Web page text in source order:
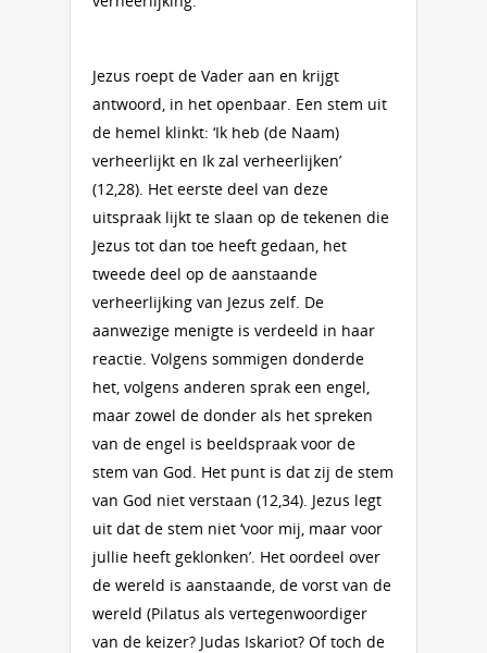
Jezus roept de Vader aan en krijgt
antwoord, in het openbaar. Een stem uit
de hemel klinkt: ‘Ik heb (de Naam)
verheerlijkt en Ik zal verheerlijken’
(12,28). Het eerste deel van deze
uitspraak lijkt te slaan op de tekenen die
Jezus tot dan toe heeft gedaan, het
tweede deel op de aanstaande
verheerlijking van Jezus zelf. De
aanwezige menigte is verdeeld in haar
reactie. Volgens sommigen donderde
het, volgens anderen sprak een engel,
maar zowel de donder als het spreken
van de engel is beeldspraak voor de
stem van God. Het punt is dat zij de stem
van God niet verstaan (12,34). Jezus legt
uit dat de stem niet ‘voor mij, maar voor
jullie heeft geklonken’. Het oordeel over
de wereld is aanstaande, de vorst van de
wereld (Pilatus als vertegenwoordiger
van de keizer? Judas Iskariot? Of toch de